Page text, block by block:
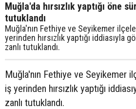
Muğla'da hırsızlık yaptığı öne
tutuklandı
Muğla'nın Fethiye ve Seyikemer
yerinden hırsızlık yaptığı iddiasıyla
zanlı tutuklandı.
Muğla'nın Fethiye ve Seyikemer
iş yerinden hırsızlık yaptığı
zanlı tutuklandı.